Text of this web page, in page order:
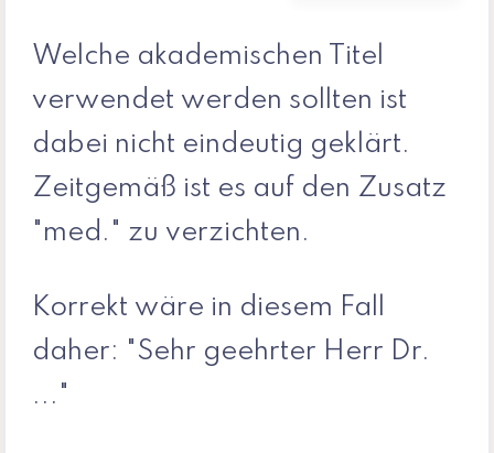
Welche akademischen Titel
verwendet werden sollten ist
dabei nicht eindeutig geklärt.
Zeitgemäß ist es auf den Zusatz
"med." zu verzichten.
Korrekt wäre in diesem Fall
daher: "Sehr geehrter Herr Dr.
..."